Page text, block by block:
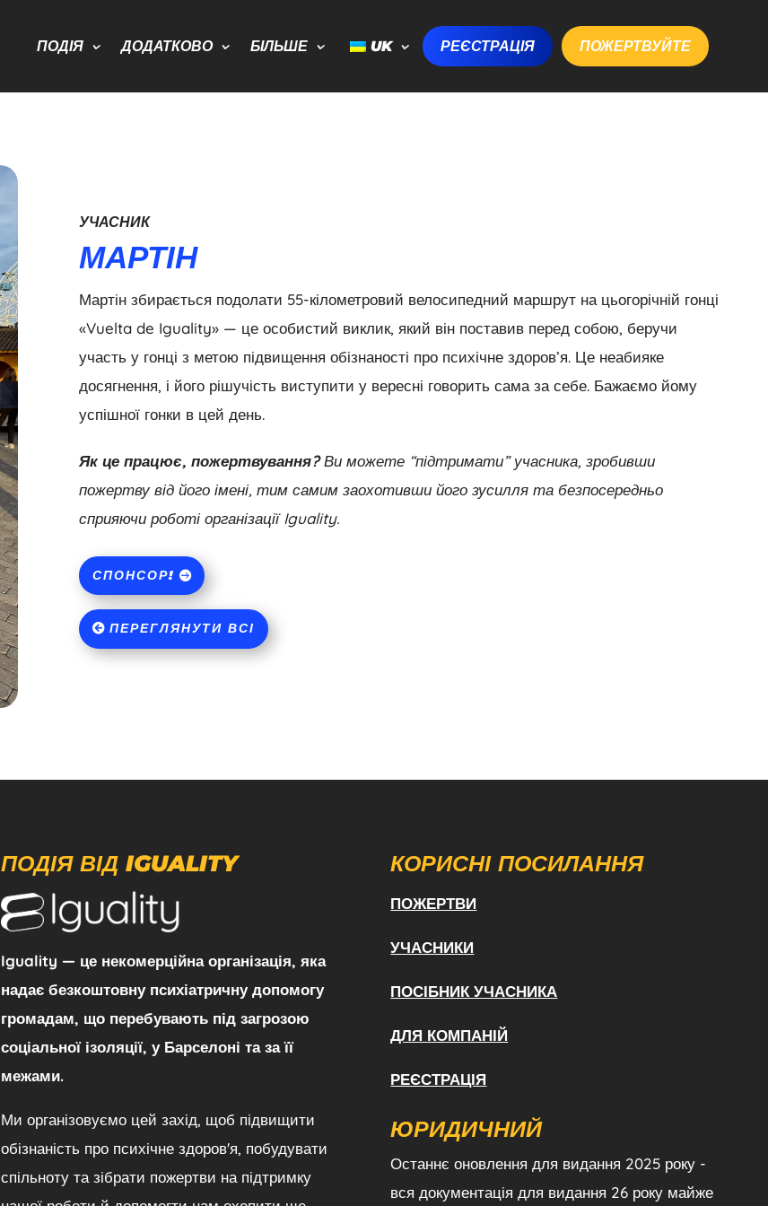
ПОДІЯ ДОДАТКОВО БІЛЬШЕ UK РЕЄСТРАЦІЯ ПОЖЕРТВУЙТЕ
УЧАСНИК
МАРТІН
Мартін збирається подолати 55-кілометровий велосипедний маршрут на цьогорічній гонці
«Vuelta de Iguality» — це особистий виклик, який він поставив перед собою, беручи
участь у гонці з метою підвищення обізнаності про психічне здоров’я. Це неабияке
досягнення, і його рішучість виступити у вересні говорить сама за себе. Бажаємо йому
успішної гонки в цей день.
Як це працює, пожертвування?Ви можете “підтримати” учасника, зробивши
пожертву від його імені, тим самим заохотивши його зусилля та безпосередньо
сприяючи роботі організації Iguality.
СПОНСОР!
ПЕРЕГЛЯНУТИ ВСІ
ПОДІЯ ВІД IGUALITY
Iguality — це некомерційна організація, яка
надає безкоштовну психіатричну допомогу
громадам, що перебувають під загрозою
соціальної ізоляції, у Барселоні та за її
межами.
Ми організовуємо цей захід, щоб підвищити
обізнаність про психічне здоров'я, побудувати
спільноту та зібрати пожертви на підтримку
КОРИСНІ ПОСИЛАННЯ
ПОЖЕРТВИ
УЧАСНИКИ
ПОСІБНИК УЧАСНИКА
ДЛЯ КОМПАНІЙ
РЕЄСТРАЦІЯ
ЮРИДИЧНИЙ
Останнє оновлення для видання 2025 року -
вся документація для видання 26 року майже